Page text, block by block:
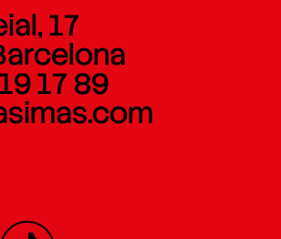
17
17 89